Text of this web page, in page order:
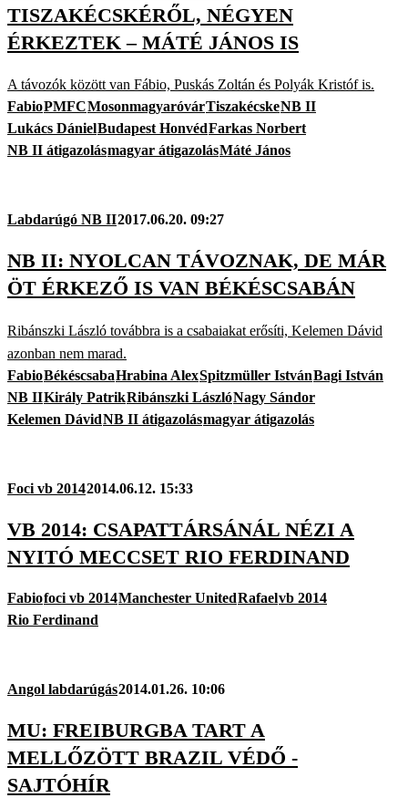
TISZAKÉCSKÉRŐL, NÉGYEN
ÉRKEZTEK – MÁTÉ JÁNOS IS
A távozók között van Fábio, Puskás Zoltán és Polyák Kristóf is.
FabioPMFCMosonmagyaróvárTiszakécskeNB II
Lukács DánielBudapest HonvédFarkas Norbert
NB II átigazolásmagyar átigazolásMáté János
Labdarúgó NB II2017.06.20. 09:27
NB II: NYOLCAN TÁVOZNAK, DE MÁR
ÖT ÉRKEZŐ IS VAN BÉKÉSCSABÁN
Ribánszki László továbbra is a csabaiakat erősíti, Kelemen Dávid
azonban nem marad.
FabioBékéscsabaHrabina AlexSpitzmüller IstvánBagi István
NB IIKirály PatrikRibánszki LászlóNagy Sándor
Kelemen DávidNB II átigazolásmagyar átigazolás
Foci vb 20142014.06.12. 15:33
VB 2014: CSAPATTÁRSÁNÁL NÉZI A
NYITÓ MECCSET RIO FERDINAND
Fabiofoci vb 2014Manchester UnitedRafaelvb 2014
Rio Ferdinand
Angol labdarúgás2014.01.26. 10:06
MU: FREIBURGBA TART A
MELLŐZÖTT BRAZIL VÉDŐ -
SAJTÓHÍR